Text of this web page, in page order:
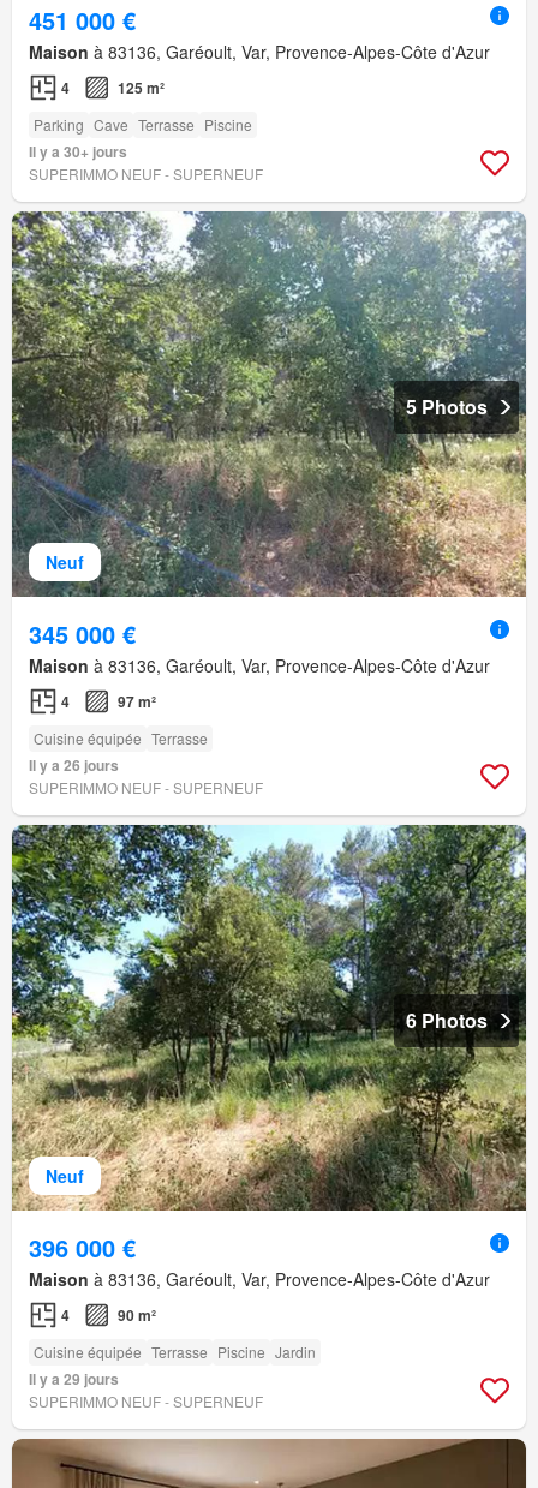
451 000 €
Maison à 83136, Garéoult, Var, Provence-Alpes-Côte d'Azur
4 125 m²
Parking Cave Terrasse Piscine
Il y a 30+ jours
SUPERIMMO NEUF - SUPERNEUF
Neuf
5 Photos
345 000 €
Maison à 83136, Garéoult, Var, Provence-Alpes-Côte d'Azur
4 97 m²
Cuisine équipée Terrasse
Il y a 26 jours
SUPERIMMO NEUF - SUPERNEUF
Neuf
6 Photos
396 000 €
Maison à 83136, Garéoult, Var, Provence-Alpes-Côte d'Azur
4 90 m²
Cuisine équipée Terrasse Piscine Jardin
Il y a 29 jours
SUPERIMMO NEUF - SUPERNEUF